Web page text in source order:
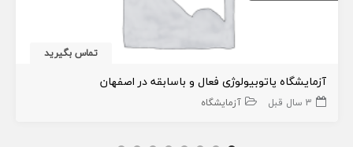
تماس بگیرید
آزمایشگاه پاتوبیولوژی فعال و باسابقه در اصفهان
3 سال قبل آزمایشگاه